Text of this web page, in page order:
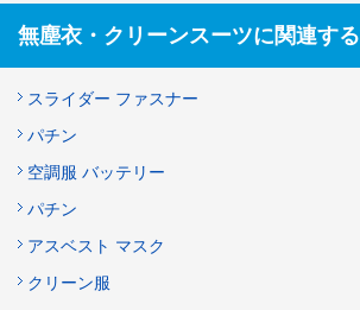
無塵衣・クリーンスーツに関連す
スライダー ファスナー
パチン
空調服 バッテリー
パチン
アスベスト マスク
クリーン服